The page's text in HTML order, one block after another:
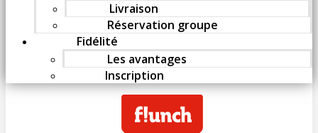
Livraison
Réservation groupe
Fidélité
Les avantages
Inscription